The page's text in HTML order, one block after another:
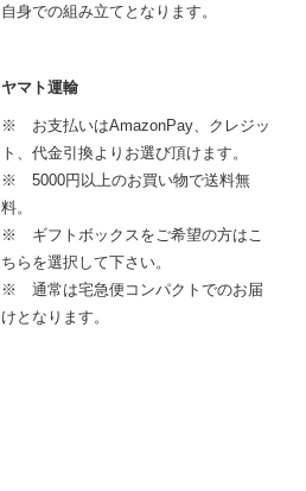
自身での組み立てとなります。
ヤマト運輸
※ お支払いはAmazonPay、クレジッ
ト、代金引換よりお選び頂けます。
※ 5000円以上のお買い物で送料無
料。
※ ギフトボックスをご希望の方はこ
ちらを選択して下さい。
※ 通常は宅急便コンパクトでのお届
けとなります。